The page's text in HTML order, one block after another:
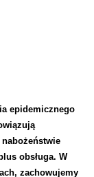
epidemicznego
obsługa. W
zachowujemy